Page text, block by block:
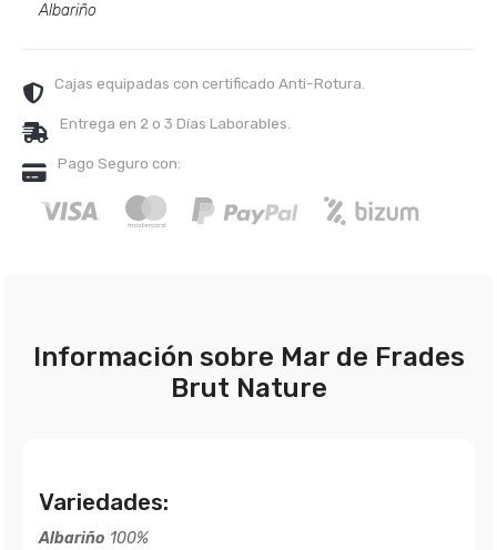
Albariño
Cajas equipadas con certificado Anti-Rotura.
Entrega en 2 o 3 Días Laborables.
Pago Seguro con:
Información sobre Mar de Frades
Brut Nature
Variedades:
Albariño 100%